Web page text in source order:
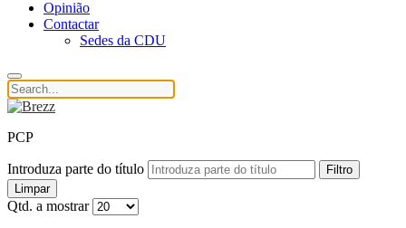
Opinião
Contactar
Sedes da CDU
PCP
Introduza parte do título
Filtro
Limpar
Qtd. a mostrar